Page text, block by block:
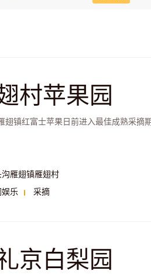
村苹果园
翅镇红富士苹果日前进入最佳成熟采摘
沟雁翅镇雁翅村
乐
采摘
京白梨园